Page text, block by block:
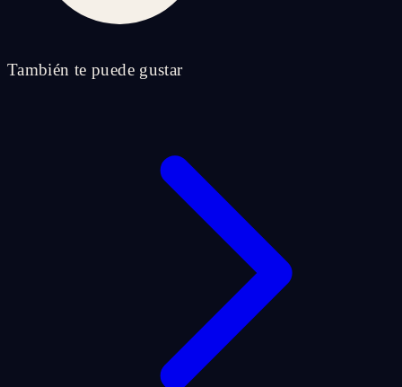
También te puede gustar